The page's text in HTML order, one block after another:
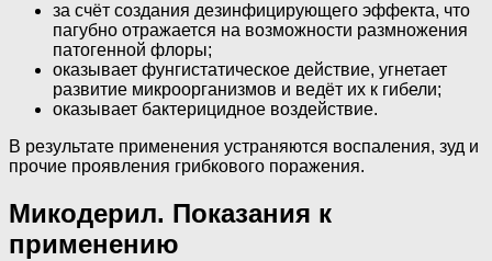
за счёт создания дезинфицирующего эффекта, что
пагубно отражается на возможности размножения
патогенной флоры;
оказывает фунгистатическое действие, угнетает
развитие микроорганизмов и ведёт их к гибели;
оказывает бактерицидное воздействие.
В результате применения устраняются воспаления, зуд и
прочие проявления грибкового поражения.
Микодерил. Показания к
применению